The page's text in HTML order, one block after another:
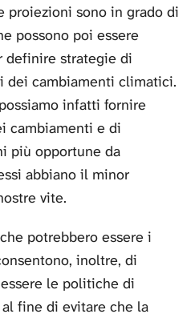
proiezioni sono in grado di
possono poi essere
definire strategie di
dei cambiamenti climatici.
infatti fornire
cambiamenti e di
più opportune da
abbiano il minor
vite.
potrebbero essere i
inoltre, di
le politiche di
fine di evitare che la